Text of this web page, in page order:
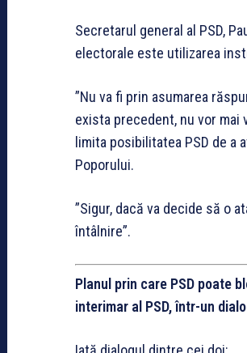
Secretarul general al PSD,
electorale este utilizarea
”Nu va fi prin asumarea
exista precedent, nu vor mai
limita posibilitatea PSD de a
Poporului.
”Sigur, dacă va decide să o
întâlnire”.
Planul prin care PSD poate
interimar al PSD, într-un